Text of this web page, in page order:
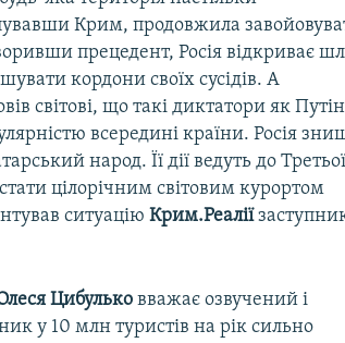
Крим, продовжила
прецедент, Росія відкриває
кордони своїх сусідів. А
світові, що такі диктатори як Путін
всередині країни. Росія
народ. Її дії ведуть до Третьої
цілорічним світовим курортом
ситуаціюКрим.Реалії
Цибулько вважає озвучений і
у 10 млн туристів на рік сильно